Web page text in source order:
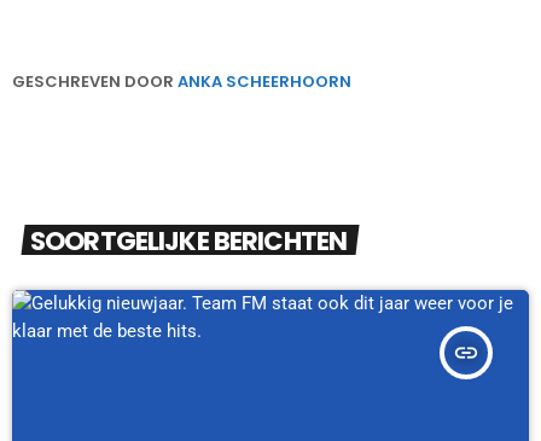
GESCHREVEN DOOR ANKA SCHEERHOORN
SOORTGELIJKE BERICHTEN
insert_link